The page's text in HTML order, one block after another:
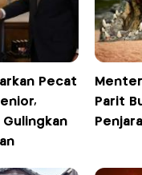
Pecat
Gulingkan
Parit